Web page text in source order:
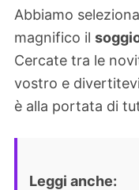
Abbiamo
magnifico il
Cercate tra le
vostro e
è alla portata di
Leggi anche: